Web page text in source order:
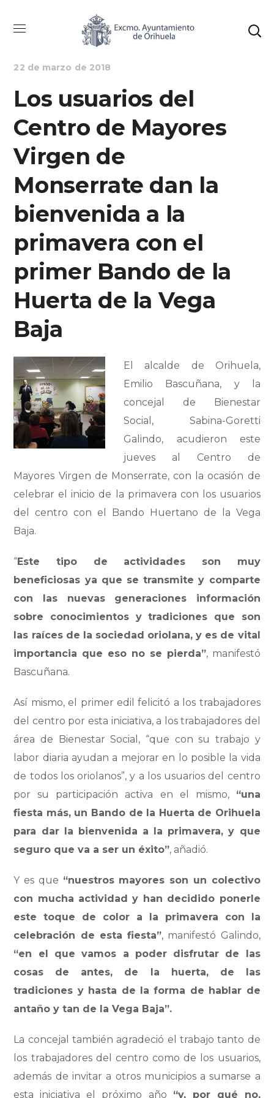
ALCALDÍA BIENESTAR SOCIAL NOTICIAS
22 de marzo de 2018
Los usuarios del
Centro de Mayores
Virgen de
Monserrate dan la
bienvenida a la
primavera con el
primer Bando de la
Huerta de la Vega
Baja
El alcalde de Orihuela,
Emilio Bascuñana, y la
concejal de Bienestar
Social, Sabina-Goretti
Galindo, acudieron este
jueves al Centro de
Mayores Virgen de Monserrate, con la ocasión de
celebrar el inicio de la primavera con los usuarios
del centro con el Bando Huertano de la Vega
Baja.
“Este tipo de actividades son muy
beneficiosas ya que se transmite y comparte
con las nuevas generaciones información
sobre conocimientos y tradiciones que son
las raíces de la sociedad oriolana, y es de vital
importancia que eso no se pierda”, manifestó
Bascuñana.
Así mismo, el primer edil felicitó a los trabajadores
del centro por esta iniciativa, a los trabajadores del
área de Bienestar Social, “que con su trabajo y
labor diaria ayudan a mejorar en lo posible la vida
de todos los oriolanos”, y a los usuarios del centro
por su participación activa en el mismo, “una
fiesta más, un Bando de la Huerta de Orihuela
para dar la bienvenida a la primavera,y que
seguro que va a ser un éxito”, añadió.
Y es que “nuestros mayores son un colectivo
con mucha actividad y han decidido ponerle
estetoque de color a la primavera con la
celebración de esta fiesta”, manifestó Galindo,
“en el que vamos a poder disfrutar de las
cosas de antes, de la huerta, de las
tradiciones y hasta de la forma de hablar de
antaño y tan de la Vega Baja”.
La concejal también agradeció el trabajo tanto de
los trabajadores del centro como de los usuarios,
además de invitar a otros municipios a sumarse a
esta iniciativa el próximo año “y, por qué no,